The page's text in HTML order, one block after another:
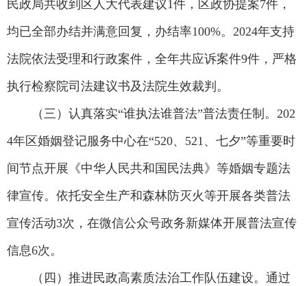
民政局共收到区人大代表建议1件，区政协提案7件，
均已全部办结并满意回复，办结率100%。2024年支持
法院依法受理和行政案件，全年共应诉案件9件，严格
执行检察院司法建议书及法院生效裁判。
（三）认真落实“谁执法谁普法”普法责任制。202
4年区婚姻登记服务中心在“520、521、七夕”等重要时
间节点开展《中华人民共和国民法典》等婚姻专题法
律宣传。依托安全生产和森林防灭火等开展各类普法
宣传活动3次，在微信公众号政务新媒体开展普法宣传
信息6次。
（四）推进民政高素质法治工作队伍建设。通过